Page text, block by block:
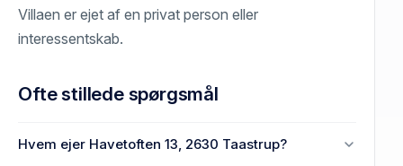
Villaen er ejet af en privat person eller
interessentskab.
Ofte stillede spørgsmål
Hvem ejer Havetoften 13, 2630 Taastrup?